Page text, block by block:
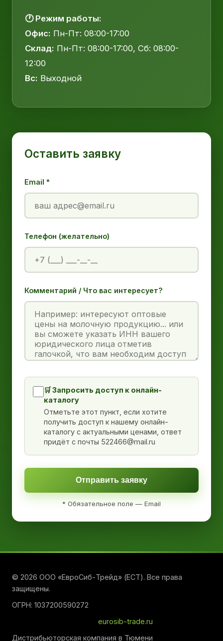
🕐 Режим работы:
Офис: Пн-Пт: 08:00-17:00
Склад: Пн-Пт: 08:00-17:00, Сб: 08:00-
12:00
Вс: Выходной
Оставить заявку
Email *
Телефон (желательно)
Комментарий / Что вас интересует?
🛒 Запросить доступ к онлайн-
каталогу
Отметьте этот пункт, если хотите
получить доступ к нашему онлайн-
каталогу с актуальными ценами, ответ
придёт с почты 522466@mail.ru
Отправить заявку
* Обязательное поле — Email
© 2026 ООО «ЕвроСиб-Трейд» (ЕСТ). Все права
защищены.
ОГРН: 1037200590272
eurosib-trade.ru
Дистрибьюторская компания в Тюмени